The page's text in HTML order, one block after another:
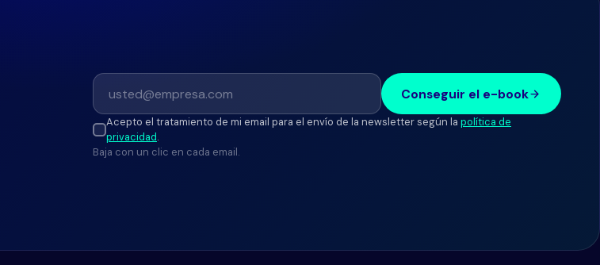
Conseguir el e-book
Acepto el tratamiento de mi email para el envío de la newsletter según la política de
privacidad.
Baja con un clic en cada email.